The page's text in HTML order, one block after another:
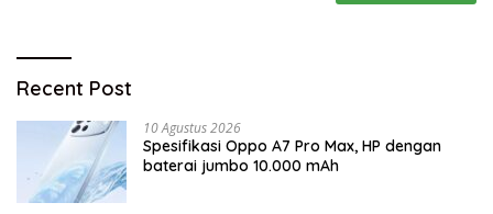
Recent Post
10 Agustus 2026
Spesifikasi Oppo A7 Pro Max, HP dengan
baterai jumbo 10.000 mAh